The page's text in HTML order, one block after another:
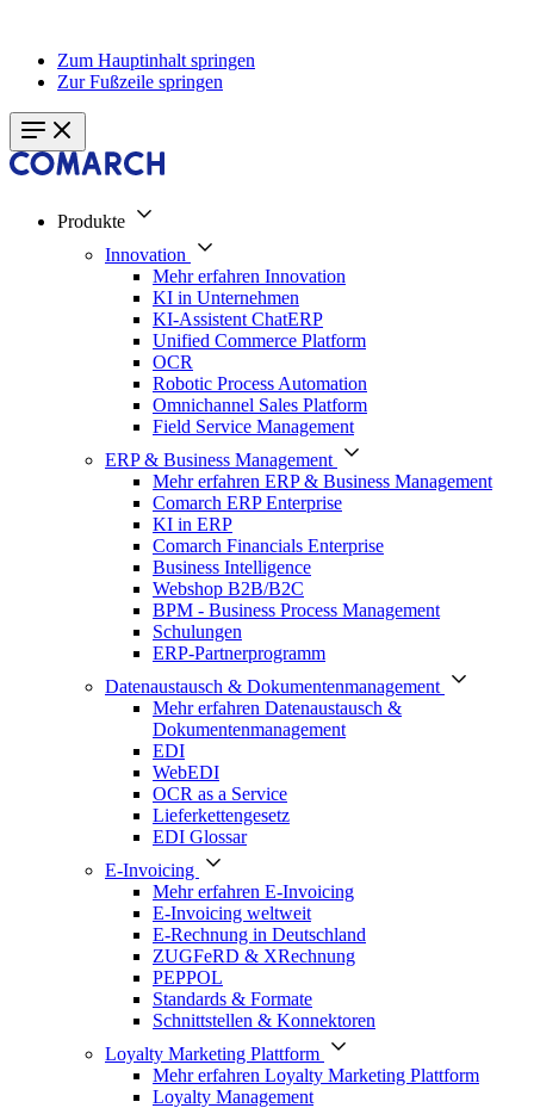
Zum Hauptinhalt springen
Zur Fußzeile springen
Produkte
Innovation
Mehr erfahren Innovation
KI in Unternehmen
KI-Assistent ChatERP
Unified Commerce Platform
OCR
Robotic Process Automation
Omnichannel Sales Platform
Field Service Management
ERP & Business Management
Mehr erfahren ERP & Business Management
Comarch ERP Enterprise
KI in ERP
Comarch Financials Enterprise
Business Intelligence
Webshop B2B/B2C
BPM - Business Process Management
Schulungen
ERP-Partnerprogramm
Datenaustausch & Dokumentenmanagement
Mehr erfahren Datenaustausch &
Dokumentenmanagement
EDI
WebEDI
OCR as a Service
Lieferkettengesetz
EDI Glossar
E-Invoicing
Mehr erfahren E-Invoicing
E-Invoicing weltweit
E-Rechnung in Deutschland
ZUGFeRD & XRechnung
PEPPOL
Standards & Formate
Schnittstellen & Konnektoren
Loyalty Marketing Plattform
Mehr erfahren Loyalty Marketing Plattform
Loyalty Management